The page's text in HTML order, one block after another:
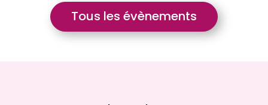
Tous les évènements